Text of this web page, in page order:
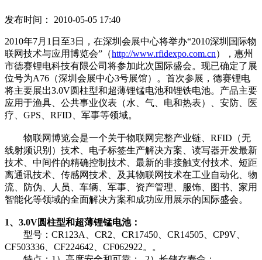
发布时间： 2010-05-05 17:40
2010年7月1日至3日，在深圳会展中心将举办“2010深圳国际物
联网技术与应用博览会”（http://www.rfidexpo.com.cn），惠州
市德赛锂电科技有限公司将参加此次国际盛会。现已确定了展
位号为A76（深圳会展中心3号展馆）。首次参展，德赛锂电
将主要展出3.0V圆柱型和超薄锂锰电池和锂铁电池。产品主要
应用于渔具、公共事业仪表（水、气、电和热表）、安防、医
疗、GPS、RFID、军事等领域。
物联网博览会是一个关于物联网完整产业链、RFID（无
线射频识别）技术、电子标签生产解决方案、读写器开发最新
技术、中间件的精确控制技术、最新的非接触支付技术、短距
离通讯技术、传感网技术、及其物联网技术在工业自动化、物
流、防伪、人员、车辆、军事、资产管理、服饰、图书、家用
智能化等领域的全面解决方案和成功应用展示的国际盛会。
1、3.0V圆柱型和超薄锂锰电池：
型号：CR123A、CR2、CR17450、CR14505、CP9V、
CF503336、CF224642、CF062922。。